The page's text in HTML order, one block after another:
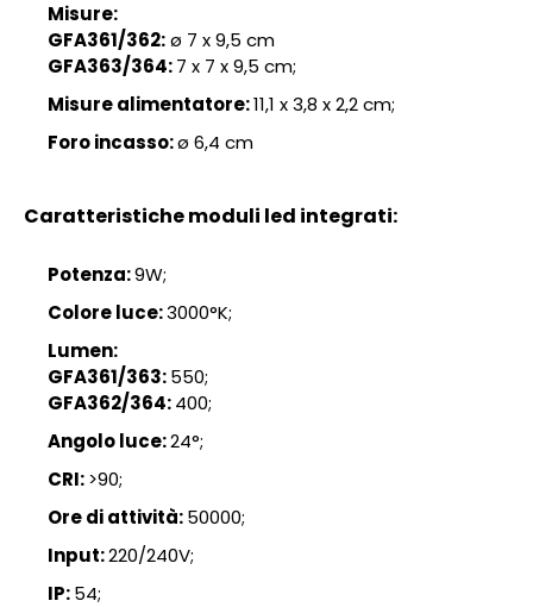
Misure:
GFA361/362:ø 7 x 9,5 cm
GFA363/364:7 x 7 x 9,5 cm;
Misure alimentatore:11,1 x 3,8 x 2,2 cm;
Foro incasso:ø 6,4 cm
Caratteristiche moduli led integrati:
Potenza:9W;
Colore luce:3000°K;
Lumen:
GFA361/363:550;
GFA362/364:400;
Angolo luce:24°;
CRI:>90;
Ore di attività:50000;
Input:220/240V;
IP:54;